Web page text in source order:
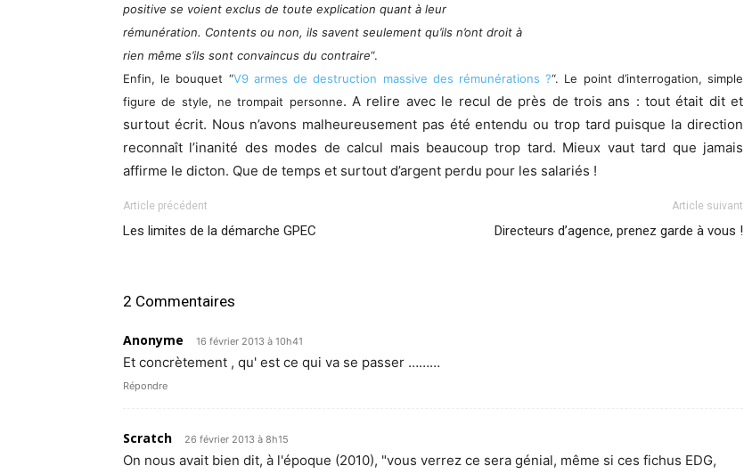
positive se voient exclus de toute explication quant à leur
rémunération. Contents ou non, ils savent seulement qu’ils n’ont droit à
rien même s’ils sont convaincus du contraire“.
Enfin, le bouquet “V9 armes de destruction massive des rémunérations ?“. Le point d’interrogation, simple
figure de style, ne trompait personne. A relire avec le recul de près de trois ans : tout était dit et
surtout écrit. Nous n’avons malheureusement pas été entendu ou trop tard puisque la direction
reconnaît l’inanité des modes de calcul mais beaucoup trop tard. Mieux vaut tard que jamais
affirme le dicton. Que de temps et surtout d’argent perdu pour les salariés !
Article précédent
Les limites de la démarche GPEC
Article suivant
Directeurs d’agence, prenez garde à vous !
2 Commentaires
Anonyme 16 février 2013 à 10h41
Et concrètement , qu' est ce qui va se passer ………
Répondre
Scratch 26 février 2013 à 8h15
On nous avait bien dit, à l'époque (2010), "vous verrez ce sera génial, même si ces fichus EDG,